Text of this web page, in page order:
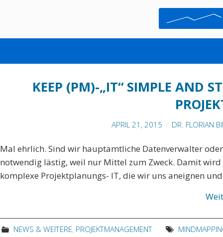
KEEP (PM)-„IT“ SIMPLE AND
APRIL 21, 2015 DR. FLORIAN
Mal ehrlich. Sind wir hauptamtliche Datenverwalter
notwendig lästig, weil nur Mittel zum Zweck. Damit
komplexe Projektplanungs- IT, die wir uns aneignen
NEWS & WEITERE, PROJEKTMANAGEMENT